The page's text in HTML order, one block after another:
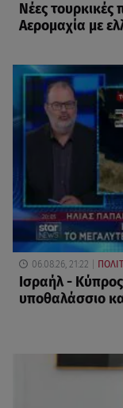
Νέες τουρκικές
Αερομαχία με
06.08.26, 21:22
Ισραήλ -
υποθαλάσσιο